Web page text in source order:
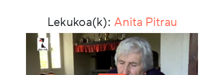
Lekukoa(k): Anita Pitrau